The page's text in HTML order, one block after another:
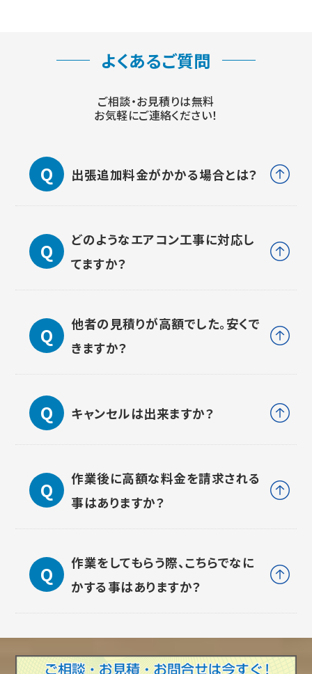
よくあるご質問
ご相談・お見積りは無料
お気軽にご連絡ください！
出張追加料金がかかる場合とは？
どのようなエアコン工事に対応し
てますか？
他者の見積りが高額でした。安くで
きますか？
キャンセルは出来ますか？
作業後に高額な料金を請求される
事はありますか？
作業をしてもらう際、こちらでなに
かする事はありますか？